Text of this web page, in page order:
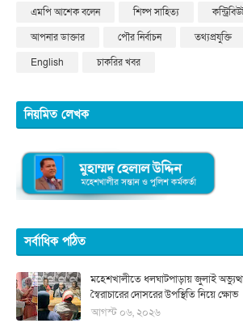
এমপি আশেক বলেন
শিল্প সাহিত্য
আপনার ডাক্তার
পৌর নির্বাচন তথ্যপ্রযুক্তি
English
চাকরির খবর
নিয়মিত লেখক
সর্বাধিক পঠিত
মহেশখালীতে ধলঘাটপাড়ায় জুলাই
স্বৈরাচারের দোসরের উপস্থিতি নিয়ে ক্ষোভ
আগস্ট ০৬, ২০২৬